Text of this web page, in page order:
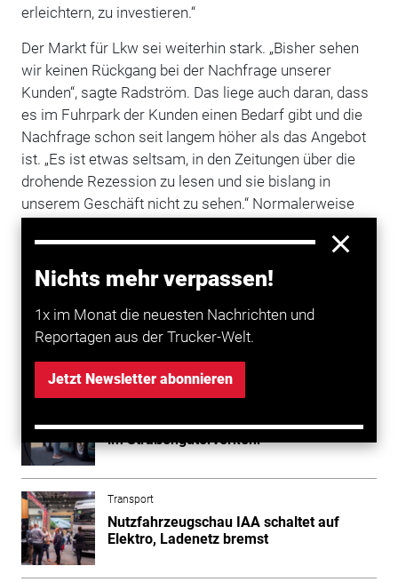
Nichts mehr verpassen!
1x im Monat die neuesten Nachrichten und
Reportagen aus der Trucker-Welt.
Jetzt Newsletter abonnieren
erleichtern, zu investieren.“
Der Markt für Lkw sei weiterhin stark. „Bisher sehen
wir keinen Rückgang bei der Nachfrage unserer
Kunden“, sagte Radström. Das liege auch daran, dass
es im Fuhrpark der Kunden einen Bedarf gibt und die
Nachfrage schon seit langem höher als das Angebot
ist. „Es ist etwas seltsam, in den Zeitungen über die
drohende Rezession zu lesen und sie bislang in
unserem Geschäft nicht zu sehen.“ Normalerweise
im Moment gibt es zum ersten Mal seit langer Zeit
eine ziemliche Diskrepanz zwischen unserem Markt
und der allgemeinen Wirtschaft.“ (tb/dpa)
Transport
Elektro-Lkw: Dominierende Technologie
im Straßengüterverkehr
Transport
Nutzfahrzeugschau IAA schaltet auf
Elektro, Ladenetz bremst